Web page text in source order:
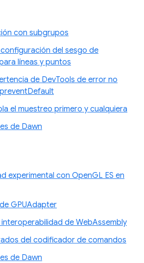
con subgrupos
del sesgo de
líneas y puntos
de DevTools de error no
el muestreo primero y cualquiera
de Dawn
experimental con OpenGL ES en
GPUAdapter
interoperabilidad de WebAssembly
del codificador de comandos
de Dawn